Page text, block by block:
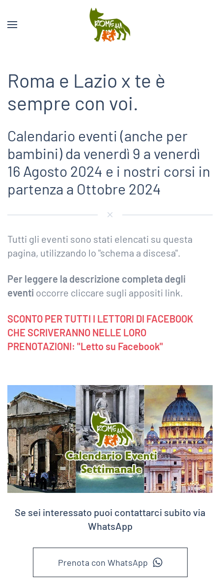
Roma e Lazio x te è
sempre con voi.
Calendario eventi (anche per
bambini) da venerdì 9 a venerdì
16 Agosto 2024 e i nostri corsi in
partenza a Ottobre 2024
Tutti gli eventi sono stati elencati su questa
pagina, utilizzando lo "schema a discesa".
Per leggere la descrizione completa degli
eventi occorre cliccare sugli appositi link.
SCONTO PER TUTTI I LETTORI DI FACEBOOK
CHE SCRIVERANNO NELLE LORO
PRENOTAZIONI: "Letto su Facebook"
Se sei interessato puoi contattarci subito via
WhatsApp
Prenota con WhatsApp